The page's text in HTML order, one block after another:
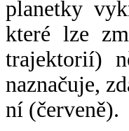
planetky
které lze
trajektorií)
naznačuje,
ní (červeně).